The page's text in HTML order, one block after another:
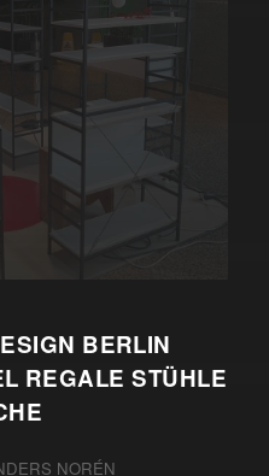
BERLIN
REGALE STÜHLE
NORÉN